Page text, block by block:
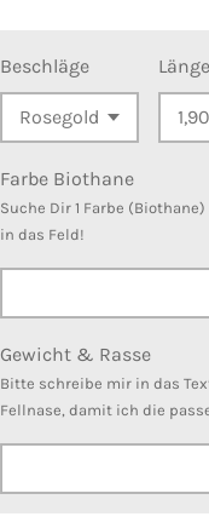
Beschläge Länge
Farbe Biothane
Suche Dir 1 Farbe
in das Feld!
Gewicht & Rasse
Bitte schreibe mir in das
Fellnase, damit ich die